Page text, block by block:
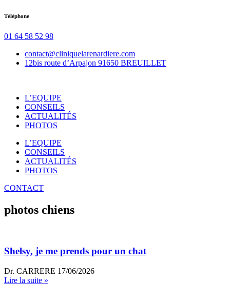
Aller
contenu
Téléphone
01 64 58 52 98
contact@cliniquelarenardiere.com
12bis route d’Arpajon 91650 BREUILLET
L’EQUIPE
CONSEILS
ACTUALITÉS
PHOTOS
L’EQUIPE
CONSEILS
ACTUALITÉS
PHOTOS
CONTACT
photos chiens
Shelsy, je me prends pour un chat
Dr. CARRERE 17/06/2026
Lire la suite »